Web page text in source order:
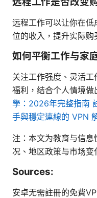
远程工作可以让你在
位的收入，提升实际购
如何平衡工作与家
关注工作强度、灵活
福利，结合个人情境做
學：2026年完整指南
手與穩定連線的 VPN
注：本文为教育与信
况、地区政策与市场变
Sources:
安卓无需註冊的免費